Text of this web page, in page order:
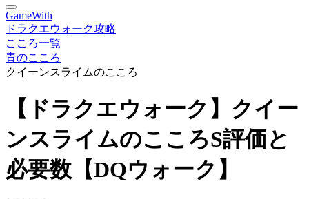
GameWith
ドラクエウォーク攻略
こころ一覧
青のこころ
クイーンスライムのこころ
【ドラクエウォーク】クイー
ンスライムのこころS評価と
必要数【DQウォーク】